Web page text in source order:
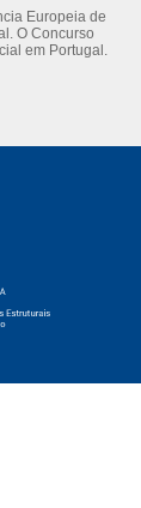
Europeia de
O Concurso
em Portugal.